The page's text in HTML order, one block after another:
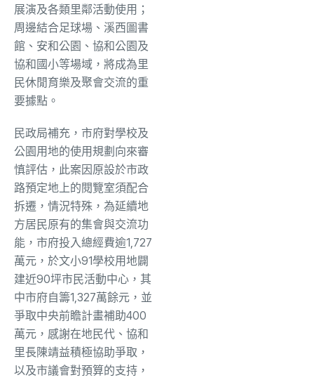
展演及各類里鄰活動使用；
周邊結合足球場、溪西圖書
館、安和公園、協和公園及
協和國小等場域，將成為里
民休閒育樂及聚會交流的重
要據點。
民政局補充，市府對學校及
公園用地的使用規劃向來審
慎評估，此案因原設於市政
路預定地上的閱覽室須配合
拆遷，情況特殊，為延續地
方居民原有的集會與交流功
能，市府投入總經費逾1,727
萬元，於文小91學校用地闢
建近90坪市民活動中心，其
中市府自籌1,327萬餘元，並
爭取中央前瞻計畫補助400
萬元，感謝在地民代、協和
里長陳靖益積極協助爭取，
以及市議會對預算的支持，